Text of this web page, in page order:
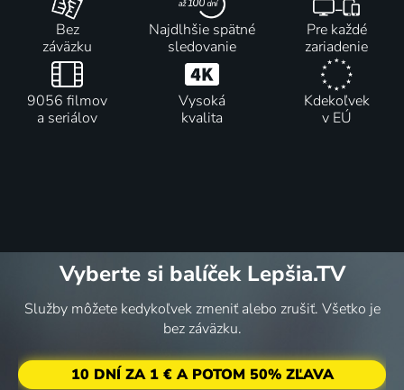
Bez
záväzku
Najdlhšie spätné
sledovanie
Pre každé
zariadenie
9056 filmov
a seriálov
Vysoká
kvalita
Kdekoľvek
v EÚ
Vyberte si balíček Lepšia.TV
Služby môžete kedykoľvek zmeniť alebo zrušiť. Všetko je
bez záväzku.
10 DNÍ ZA 1 € A POTOM 50% ZĽAVA